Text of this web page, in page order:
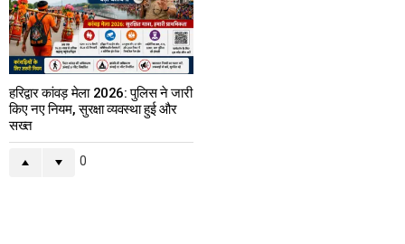
हरिद्वार कांवड़ मेला 2026: पुलिस ने जारी
किए नए नियम, सुरक्षा व्यवस्था हुई और
सख्त
0